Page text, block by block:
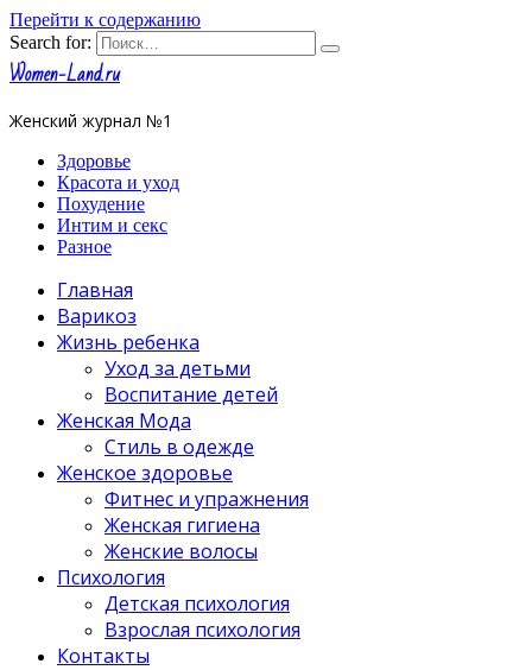
Перейти к содержанию
Search for:
Women-Land.ru
Женский журнал №1
Здоровье
Красота и уход
Похудение
Интим и секс
Разное
Главная
Варикоз
Жизнь ребенка
Уход за детьми
Воспитание детей
Женская Мода
Стиль в одежде
Женское здоровье
Фитнес и упражнения
Женская гигиена
Женские волосы
Психология
Детская психология
Взрослая психология
Контакты